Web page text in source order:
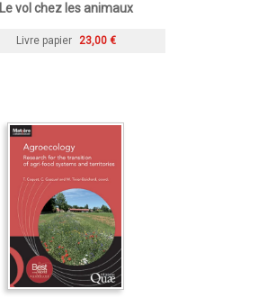
Le vol chez les animaux
Livre papier 23,00 €